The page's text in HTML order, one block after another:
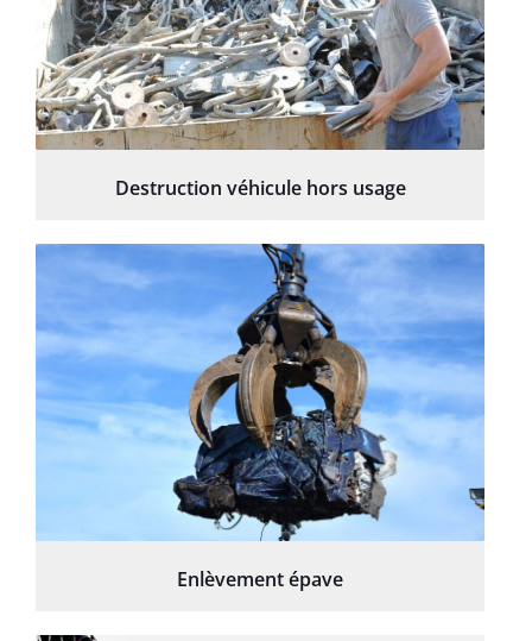
Destruction véhicule hors usage
Enlèvement épave